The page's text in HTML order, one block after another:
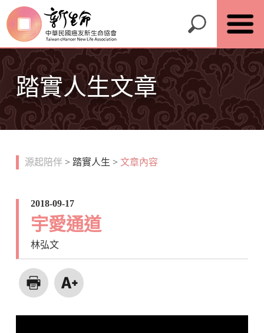
踏實人生文章
源起陪伴 > 踏實人生 > 文章內容
2018-09-17
宇愛通道
林弘文